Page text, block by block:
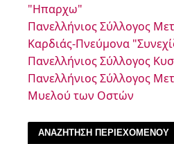
"Ηπαρχω"
Πανελλήνιος Σύλλογος
Καρδιάς-Πνεύμονα
Πανελλήνιος Σύλλογος
Πανελλήνιος Σύλλογος
Μυελού των Οστών
ΑΝΑΖΗΤΗΣΗ ΠΕΡΙΕΧΟΜΕΝΟΥ